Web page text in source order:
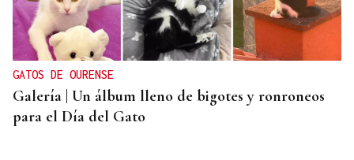
GATOS DE OURENSE
Galería | Un álbum lleno de bigotes y ronroneos
para el Día del Gato